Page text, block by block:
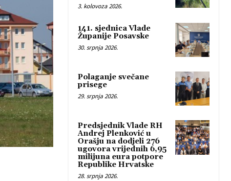
3. kolovoza 2026.
141. sjednica Vlade
Županije Posavske
30. srpnja 2026.
Polaganje svečane
prisege
29. srpnja 2026.
Predsjednik Vlade RH
Andrej Plenković u
Orašju na dodjeli 276
ugovora vrijednih 6,95
milijuna eura potpore
Republike Hrvatske
28. srpnja 2026.